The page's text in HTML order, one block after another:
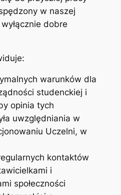
w naszej
dobre
warunków dla
studenckiej i
opinia tych
uwzględniania w
Uczelni, w
kontaktów
i
społeczności